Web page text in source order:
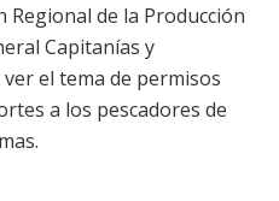
de la Producción
Capitanías y
el tema de permisos
a los pescadores de